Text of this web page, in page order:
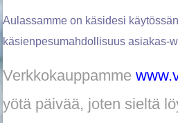
Aulassamme on käsidesi
käsienpesumahdollisuus asiakas-
Verkkokauppamme
yötä päivää, joten sieltä